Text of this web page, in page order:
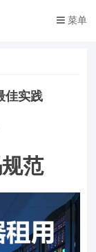
菜单
佳实践
范